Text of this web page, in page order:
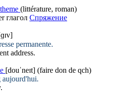
(littérature, roman)
глагол Спряжение
permanente.
address.
[douˈneɪt] (faire don de qch)